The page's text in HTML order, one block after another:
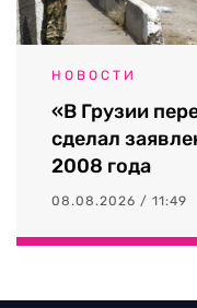
НОВОСТИ
«В Грузии
сделал
2008 года
08.08.2026 / 11:49